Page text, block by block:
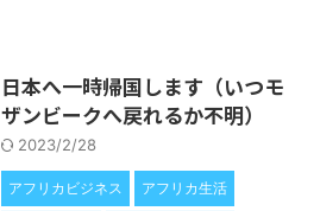
日本へ一時帰国します（いつモ
ザンビークへ戻れるか不明）
2023/2/28
アフリカビジネス アフリカ生活